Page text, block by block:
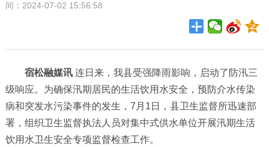
间：2024-07-02 15:56:58
宿松融媒讯连日来， 我县受强降雨影响，启动了防汛三
级响应。为确保汛期居民的生活饮用水安全，预防介水传染
病和突发水污染事件的发生，7月1日，县卫生监督所迅速部
署，组织卫生监督执法人员对集中式供水单位开展汛期生活
饮用水卫生安全专项监督检查工作。